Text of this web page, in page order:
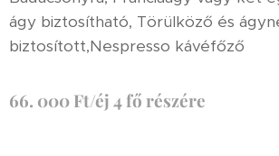
ágy biztosítható, Törülköző és
biztosított,Nespresso kávéfőző
66. 000 Ft/éj 4 fő részére